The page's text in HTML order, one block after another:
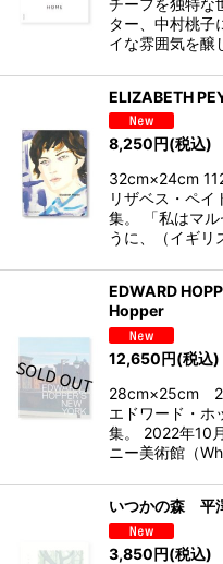
ター、中村桃子
イな雰囲気を醸
ELIZABETH
8,250円(税込)
32cm×24cm
リザベス・ペ
集。 「私はマ
うに、（イギリ
EDWARD
Hopper
12,650円(税込)
28cm×25cm
エドワード・
集。 2022年10
ニー美術館（
いつかの森 平
3,850円(税込)